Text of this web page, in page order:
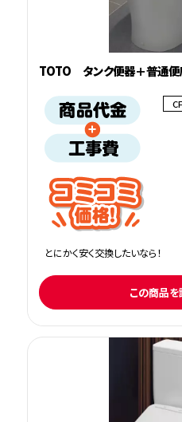
TOTO タンク便器＋普通便
とにかく安く交換したいなら！
この商品を